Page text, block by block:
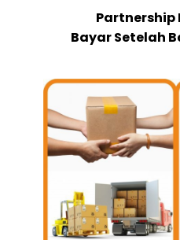
Partnership
Bayar Setelah